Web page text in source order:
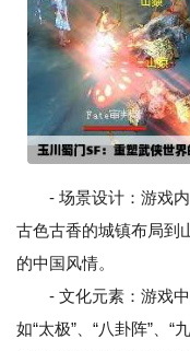
- 场景设计：游戏
古色古香的城镇布局到
的中国风情。
- 文化元素：游戏中
如“太极”、“八卦阵”、